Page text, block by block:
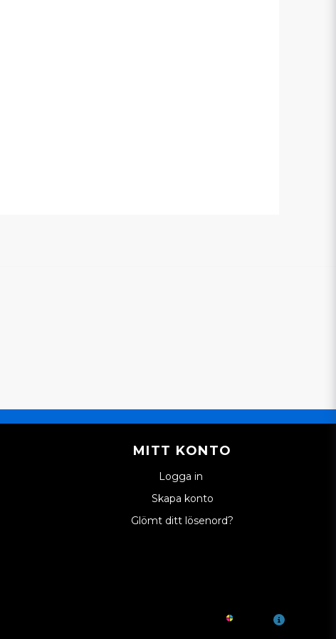
MITT KONTO
Logga in
Skapa konto
Glömt ditt lösenord?